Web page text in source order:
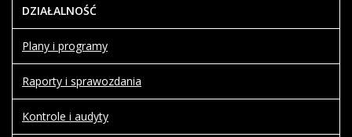
DZIAŁALNOŚĆ
Plany i programy
Raporty i sprawozdania
Kontrole i audyty